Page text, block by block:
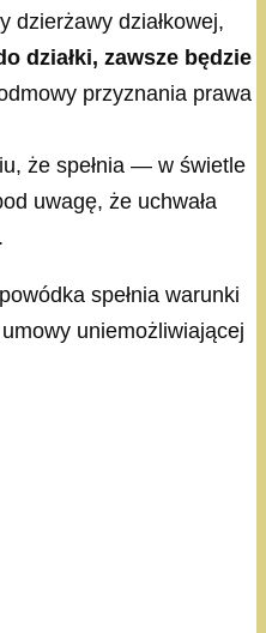
działkowej,
działki, zawsze będzie
przyznania prawa
że spełnia — w świetle
uwagę, że uchwała
spełnia warunki
uniemożliwiającej